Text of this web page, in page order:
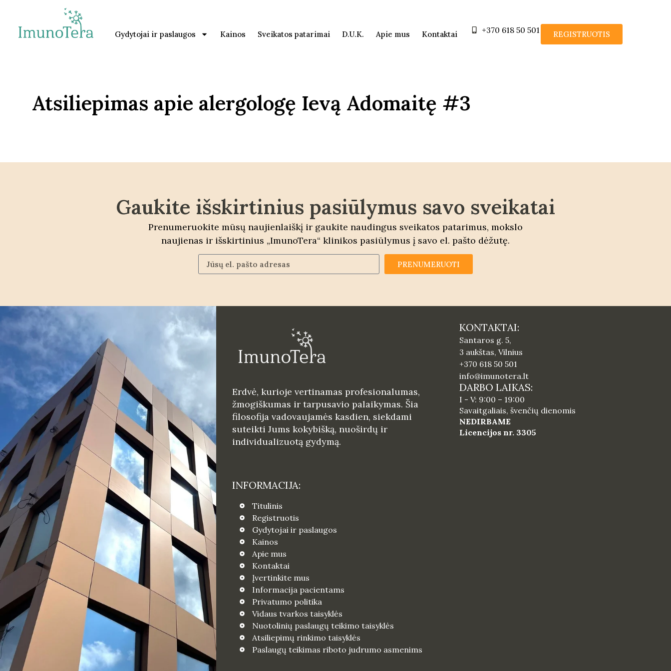
Gydytojai ir paslaugos Kainos Sveikatos patarimai D.U.K. Apie mus Kontaktai +370 618 50 501 REGISTRUOTIS
Atsiliepimas apie alergologę Ievą Adomaitę #3
Gaukite išskirtinius pasiūlymus savo sveikatai
Prenumeruokite mūsų naujienlaiškį ir gaukite naudingus sveikatos patarimus, mokslo
naujienas ir išskirtinius „ImunoTera“ klinikos pasiūlymus į savo el. pašto dėžutę.
PRENUMERUOTI
Erdvė, kurioje vertinamas profesionalumas,
žmogiškumas ir tarpusavio palaikymas. Šia
filosofija vadovaujamės kasdien, siekdami
suteikti Jums kokybišką, nuoširdų ir
individualizuotą gydymą.
INFORMACIJA:
Titulinis
Registruotis
Gydytojai ir paslaugos
Kainos
Apie mus
Kontaktai
Įvertinkite mus
Informacija pacientams
Privatumo politika
Vidaus tvarkos taisyklės
Nuotolinių paslaugų teikimo taisyklės
Atsiliepimų rinkimo taisyklės
Paslaugų teikimas riboto judrumo asmenims
KONTAKTAI:
Santaros g. 5,
3 aukštas, Vilnius
+370 618 50 501
info@imunotera.lt
DARBO LAIKAS:
I - V: 9:00 – 19:00
Savaitgaliais, švenčių dienomis
NEDIRBAME
Licencijos nr. 3305